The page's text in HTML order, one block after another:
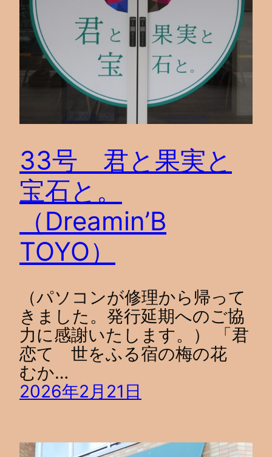
33号 君と果実と
宝石と。
（Dreamin’B
TOYO）
（パソコンが修理から帰って
きました。発行延期へのご協
力に感謝いたします。） 「君
恋て 世をふる宿の梅の花
むか…
2026年2月21日